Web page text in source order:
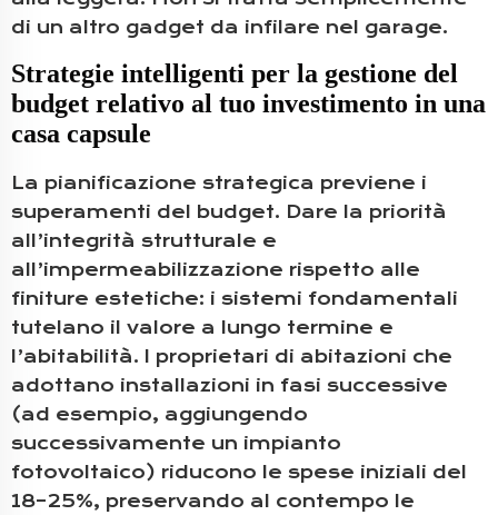
di un altro gadget da infilare nel garage.
Strategie intelligenti per la gestione del
budget relativo al tuo investimento in una
casa capsule
La pianificazione strategica previene i
superamenti del budget. Dare la priorità
all’integrità strutturale e
all’impermeabilizzazione rispetto alle
finiture estetiche: i sistemi fondamentali
tutelano il valore a lungo termine e
l’abitabilità. I proprietari di abitazioni che
adottano installazioni in fasi successive
(ad esempio, aggiungendo
successivamente un impianto
fotovoltaico) riducono le spese iniziali del
18–25%, preservando al contempo le